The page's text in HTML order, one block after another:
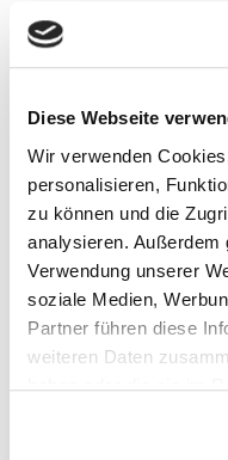
Diese Webseite
Wir verwenden
personalisieren,
zu können und die
analysieren. Außerdem
Verwendung unserer
soziale Medien,
Partner führen diese
weiteren Daten
haben oder die sie im
Nach Übernahme
Entwicklungs- und
Teamorientiertes
Freiraum für Ihre
wird
Anrede*
Name*